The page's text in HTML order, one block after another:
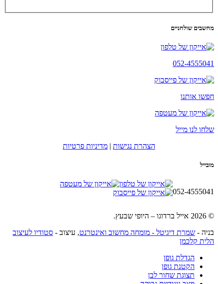
מחשבים שולחניים
052-4555041
חפשו אותנו
שלחו לנו מייל
הצהרת נגישות | מדיניות פרטיות
מובייל
052-4555041
© 2026 אייל ברדוגו – היופי שבעץ.
בניה - שמרת דיגיטל - מומחה מחשוב ואינטרנט, עיצוב - סטודיו לעיצוב
הלית קלכמן
הגדלת גופן
הקטנת גופן
תצוגת שחור לבן